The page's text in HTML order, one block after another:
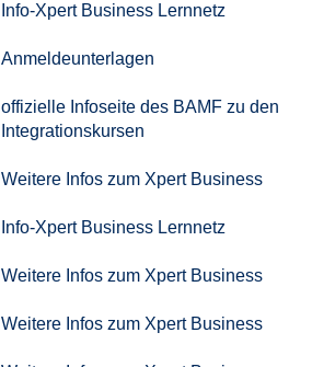
Info-Xpert Business Lernnetz
Anmeldeunterlagen
offizielle Infoseite des BAMF zu den
Integrationskursen
Weitere Infos zum Xpert Business
Info-Xpert Business Lernnetz
Weitere Infos zum Xpert Business
Weitere Infos zum Xpert Business